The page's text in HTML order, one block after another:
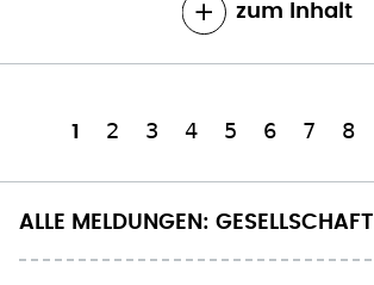
zum Inhalt
Aktuelle
1 Seite
2 Seite
3 Seite
4 Seite
5 Seite
6 Seite
7 8
Nächste Seite
ALLE MELDUNGEN: GESELLSCHAFT